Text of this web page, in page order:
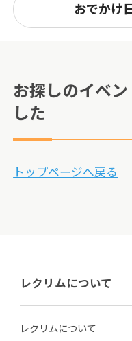
おでかけ
お探しのイベ
した
トップページへ戻る
レクリムについて
レクリムについて